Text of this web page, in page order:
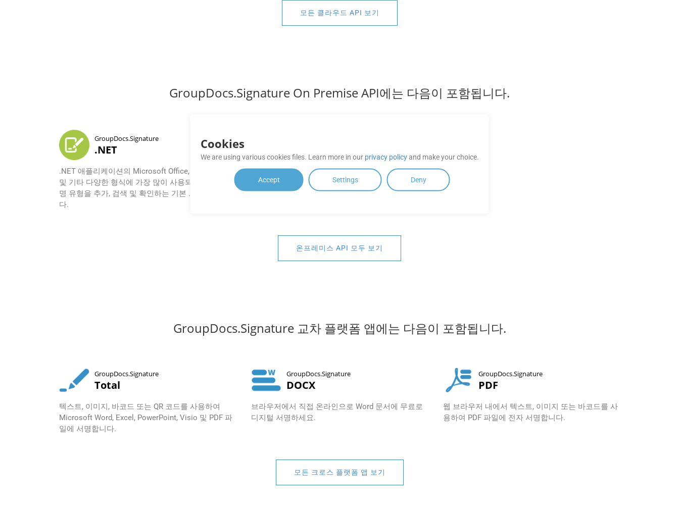
모든 클라우드 API 보기
GroupDocs.Signature On Premise API에는 다음이 포함됩니다.
GroupDocs.Signature
.NET
.NET 애플리케이션의 Microsoft Office, PDF, 이미지
및 기타 다양한 형식에 가장 많이 사용되는 디지털 서
명 유형을 추가, 검색 및 확인하는 기본 .NET API입니
다.
전자 서명 기능으로 Java 애플리케이션을 강화하여
JDK가 설치된 모든 운영 체제에서 다양한 문서와 이
미지에 디지털 서명을 할 수 있습니다.
온프레미스 API 모두 보기
GroupDocs.Signature 교차 플랫폼 앱에는 다음이 포함됩니다.
GroupDocs.Signature
Total
텍스트, 이미지, 바코드 또는 QR 코드를 사용하여
Microsoft Word, Excel, PowerPoint, Visio 및 PDF 파
일에 서명합니다.
GroupDocs.Signature
DOCX
브라우저에서 직접 온라인으로 Word 문서에 무료로
디지털 서명하세요.
GroupDocs.Signature
PDF
웹 브라우저 내에서 텍스트, 이미지 또는 바코드를 사
용하여 PDF 파일에 전자 서명합니다.
모든 크로스 플랫폼 앱 보기
Cookies
We are using various cookies files. Learn more in our privacy policyand make your choice.
Accept Settings Deny